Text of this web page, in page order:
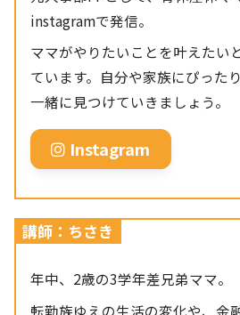
instagramで発信。
ママがやりたいことを叶えたい
ています。自分や家族にぴった
一緒に見つけていきましょう。
Instagram
講師：ちさき
年中、2歳の3学年差兄弟ママ。
転勤族ゆえの生活の変化や、金